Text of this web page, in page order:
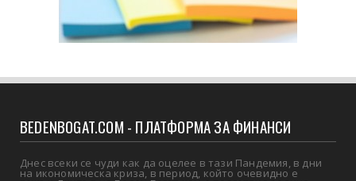
BEDENBOGAT.COM - ПЛАТФОРМА ЗА ФИНАНСИ
Днес всеки се чуди как да оцелее в тази Пандемия, в дни
на икономическа криза, в период, който очевидно е